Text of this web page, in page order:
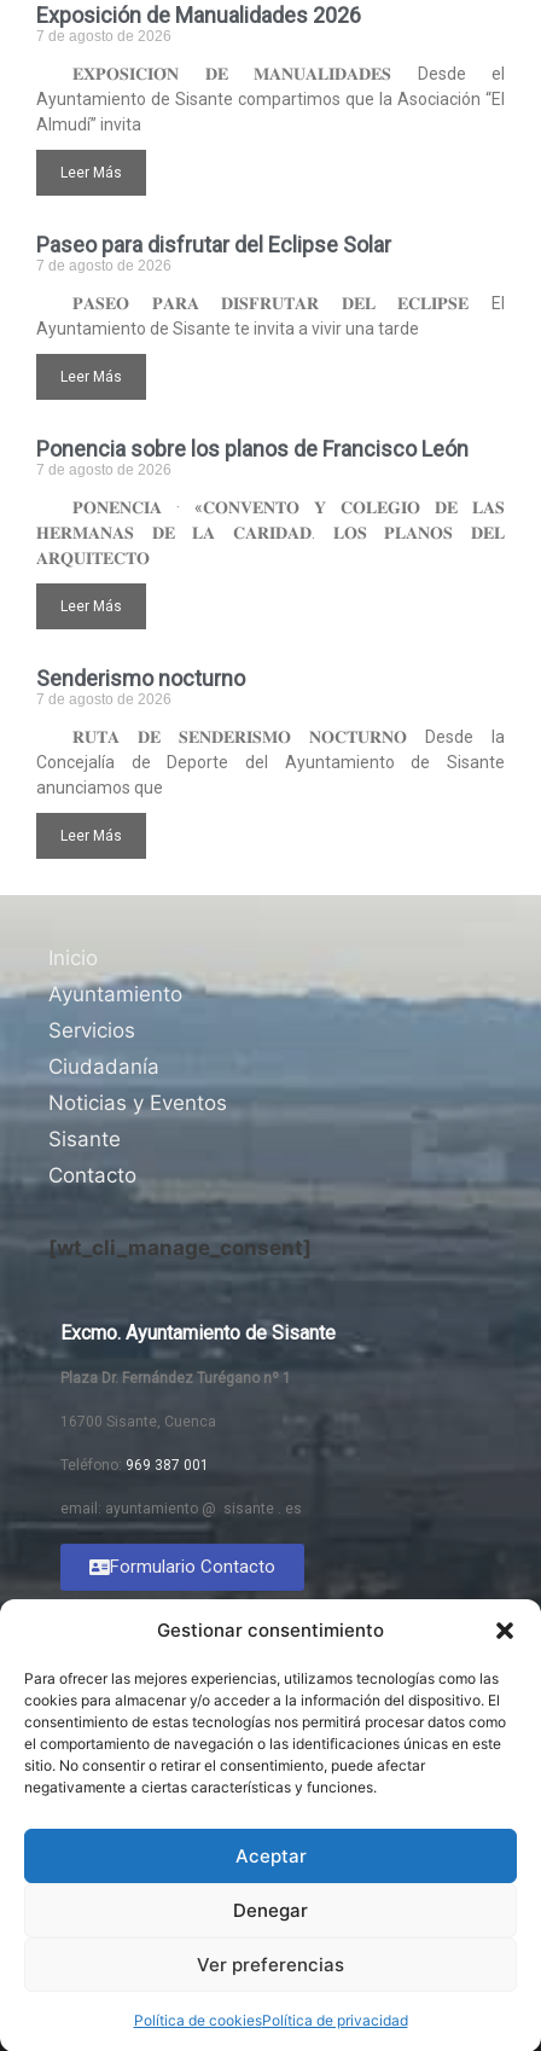
Gestionar consentimiento
Para ofrecer las mejores experiencias, utilizamos tecnologías como las
cookies para almacenar y/o acceder a la información del dispositivo. El
consentimiento de estas tecnologías nos permitirá procesar datos como
el comportamiento de navegación o las identificaciones únicas en este
sitio. No consentir o retirar el consentimiento, puede afectar
negativamente a ciertas características y funciones.
Aceptar
Denegar
Ver preferencias
Política de cookiesPolítica de privacidad
Exposición de Manualidades 2026
7 de agosto de 2026
𝐄𝐗𝐏𝐎𝐒𝐈𝐂𝐈𝐎́𝐍 𝐃𝐄 𝐌𝐀𝐍𝐔𝐀𝐋𝐈𝐃𝐀𝐃𝐄𝐒 Desde el
Ayuntamiento de Sisante compartimos que la Asociación “El
Almudí” invita
Leer Más
Paseo para disfrutar del Eclipse Solar
7 de agosto de 2026
𝐏𝐀𝐒𝐄𝐎 𝐏𝐀𝐑𝐀 𝐃𝐈𝐒𝐅𝐑𝐔𝐓𝐀𝐑 𝐃𝐄𝐋 𝐄𝐂𝐋𝐈𝐏𝐒𝐄 El
Ayuntamiento de Sisante te invita a vivir una tarde
Leer Más
Ponencia sobre los planos de Francisco León
7 de agosto de 2026
𝐏𝐎𝐍𝐄𝐍𝐂𝐈𝐀 · «𝐂𝐎𝐍𝐕𝐄𝐍𝐓𝐎 𝐘 𝐂𝐎𝐋𝐄𝐆𝐈𝐎 𝐃𝐄 𝐋𝐀𝐒
𝐇𝐄𝐑𝐌𝐀𝐍𝐀𝐒 𝐃𝐄 𝐋𝐀 𝐂𝐀𝐑𝐈𝐃𝐀𝐃. 𝐋𝐎𝐒 𝐏𝐋𝐀𝐍𝐎𝐒 𝐃𝐄𝐋
𝐀𝐑𝐐𝐔𝐈𝐓𝐄𝐂𝐓𝐎
Leer Más
Senderismo nocturno
7 de agosto de 2026
𝐑𝐔𝐓𝐀 𝐃𝐄 𝐒𝐄𝐍𝐃𝐄𝐑𝐈𝐒𝐌𝐎 𝐍𝐎𝐂𝐓𝐔𝐑𝐍𝐎 Desde la
Concejalía de Deporte del Ayuntamiento de Sisante
anunciamos que
Leer Más
Inicio
Ayuntamiento
Servicios
Ciudadanía
Noticias y Eventos
Sisante
Contacto
[wt_cli_manage_consent]
Excmo. Ayuntamiento de Sisante
Plaza Dr. Fernández Turégano nº 1
16700 Sisante, Cuenca
Teléfono: 969 387 001
email: ayuntamiento @ sisante . es
Formulario Contacto
© 2026 Excmo. Ayuntamiento de Sisante